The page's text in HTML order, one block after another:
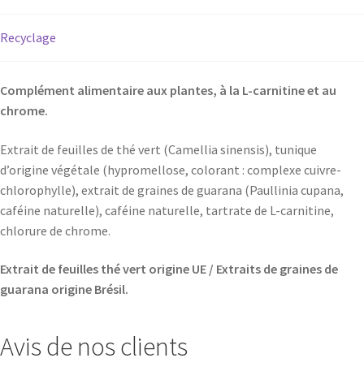
Recyclage
Complément alimentaire aux plantes, à la L-carnitine et au
chrome.
Extrait de feuilles de thé vert (Camellia sinensis), tunique
d’origine végétale (hypromellose, colorant : complexe cuivre-
chlorophylle), extrait de graines de guarana (Paullinia cupana,
caféine naturelle), caféine naturelle, tartrate de L-carnitine,
chlorure de chrome.
Extrait de feuilles thé vert origine UE / Extraits de graines de
guarana origine Brésil.
Avis de nos clients